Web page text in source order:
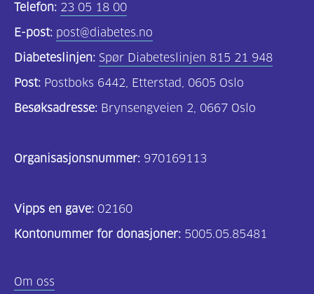
Telefon: 23 05 18 00
E-post: post@diabetes.no
Diabeteslinjen: Spør Diabeteslinjen 815 21 948
Post: Postboks 6442, Etterstad, 0605 Oslo
Besøksadresse: Brynsengveien 2, 0667 Oslo
Organisasjonsnummer: 970169113
Vipps en gave: 02160
Kontonummer for donasjoner: 5005.05.85481
Om oss